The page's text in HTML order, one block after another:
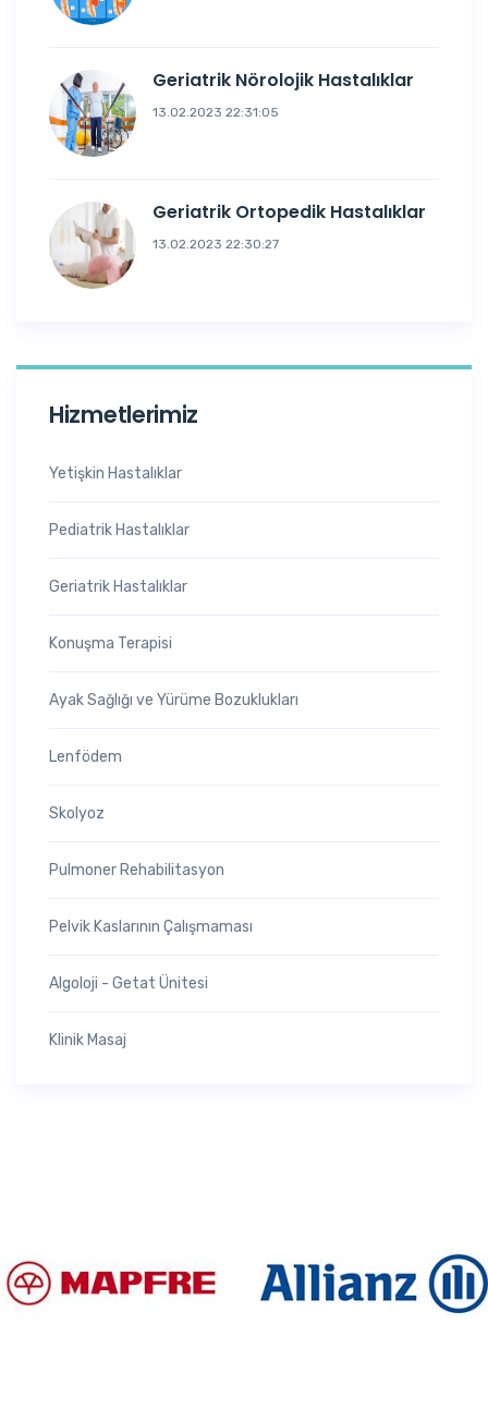
Geriatrik Nörolojik Hastalıklar
13.02.2023 22:31:05
Geriatrik Ortopedik Hastalıklar
13.02.2023 22:30:27
Hizmetlerimiz
Yetişkin Hastalıklar
Pediatrik Hastalıklar
Geriatrik Hastalıklar
Konuşma Terapisi
Ayak Sağlığı ve Yürüme Bozuklukları
Lenfödem
Skolyoz
Pulmoner Rehabilitasyon
Pelvik Kaslarının Çalışmaması
Algoloji - Getat Ünitesi
Klinik Masaj